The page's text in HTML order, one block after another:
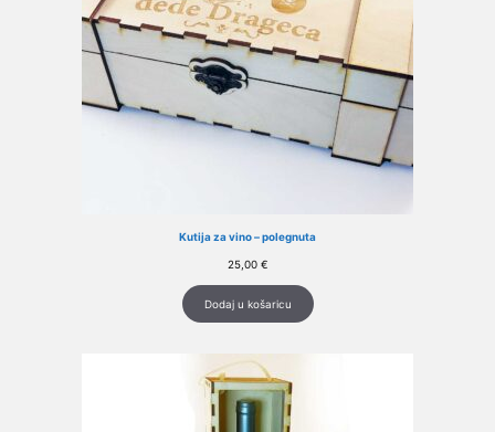
Kutija za vino – polegnuta
25,00 €
Dodaj u košaricu